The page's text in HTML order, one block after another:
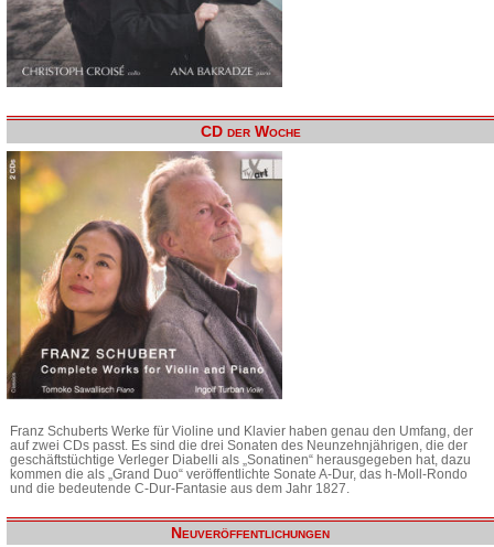
CD der Woche
Franz Schuberts Werke für Violine und Klavier haben genau den Umfang, der
auf zwei CDs passt. Es sind die drei Sonaten des Neunzehnjährigen, die der
geschäftstüchtige Verleger Diabelli als „Sonatinen“ herausgegeben hat, dazu
kommen die als „Grand Duo“ veröffentlichte Sonate A-Dur, das h-Moll-Rondo
und die bedeutende C-Dur-Fantasie aus dem Jahr 1827.
Neuveröffentlichungen